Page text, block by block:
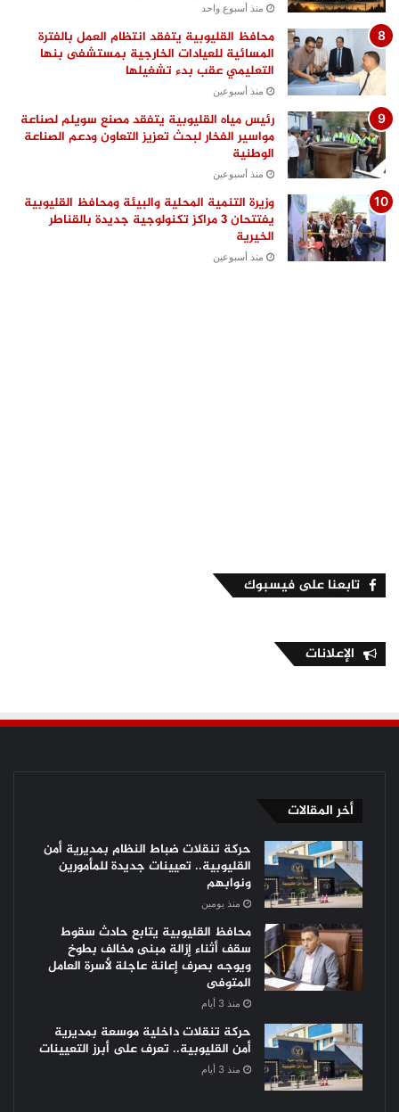
منذ أسبوع واحد
محافظ القليوبية يتفقد انتظام العمل بالفترة
المسائية للعيادات الخارجية بمستشفى بنها
التعليمي عقب بدء تشغيلها
منذ أسبوعين
رئيس مياه القليوبية يتفقد مصنع سويلم لصناعة
مواسير الفخار لبحث تعزيز التعاون ودعم الصناعة
الوطنية
منذ أسبوعين
وزيرة التنمية المحلية والبيئة ومحافظ القليوبية
يفتتحان 3 مراكز تكنولوجية جديدة بالقناطر
الخيرية
منذ أسبوعين
تابعنا على فيسبوك
الإعلانات
أخر المقالات
حركة تنقلات ضباط النظام بمديرية أمن
القليوبية.. تعيينات جديدة للمأمورين
ونوابهم
منذ يومين
محافظ القليوبية يتابع حادث سقوط
سقف أثناء إزالة مبنى مخالف بطوخ
ويوجه بصرف إعانة عاجلة لأسرة العامل
المتوفى
منذ 3 أيام
حركة تنقلات داخلية موسعة بمديرية
أمن القليوبية.. تعرف على أبرز التعيينات
منذ 3 أيام